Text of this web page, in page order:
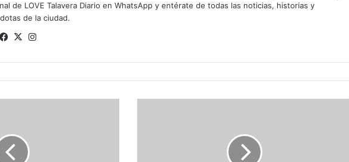
de LOVE Talavera Diario en WhatsApp y entérate de todas las noticias, historias y
de la ciudad.
Siti
b
Fa
bo
ok
X
ra
m